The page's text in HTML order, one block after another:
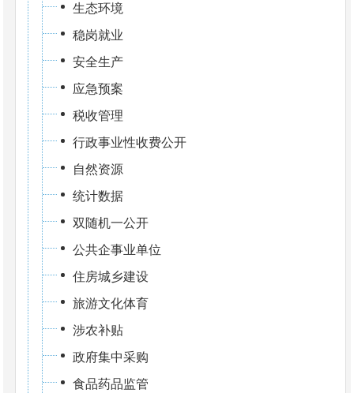
生态环境
稳岗就业
安全生产
应急预案
税收管理
行政事业性收费公开
自然资源
统计数据
双随机一公开
公共企事业单位
住房城乡建设
旅游文化体育
涉农补贴
政府集中采购
食品药品监管